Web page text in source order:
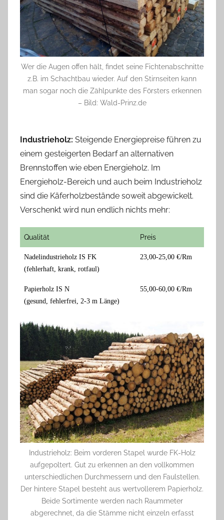
Wer die Augen offen hält, findet seine Fichtenabschnitte
z.B. im Schachtbau wieder. Auf den Stirnseiten kann
man sogar noch die Zählpunkte des Försters erkennen
– Bild: Wald-Prinz.de
Industrieholz: Steigende Energiepreise führen zu
einem gesteigerten Bedarf an alternativen
Brennstoffen wie eben Energieholz. Im
Energieholz-Bereich und auch beim Industrieholz
sind die Käferholzbestände soweit abgewickelt.
Verschenkt wird nun endlich nichts mehr:
Qualität Preis
Nadelindustrieholz IS FK
(fehlerhaft, krank, rotfaul)
23,00-25,00 €/Rm
Papierholz IS N
(gesund, fehlerfrei, 2-3 m Länge)
55,00-60,00 €/Rm
Industrieholz: Beim vorderen Stapel wurde FK-Holz
aufgepoltert. Gut zu erkennen an den vollkommen
unterschiedlichen Durchmessern und den Faulstellen.
Der hintere Stapel besteht aus wertvollerem Papierholz.
Beide Sortimente werden nach Raummeter
abgerechnet, da die Stämme nicht einzeln erfasst